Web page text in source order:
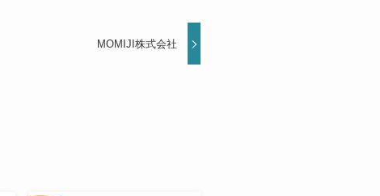
MOMIJI株式会社